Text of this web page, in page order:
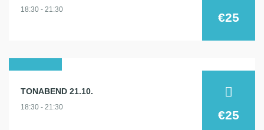
2026
18:30 - 21:30
€25
2026
TONABEND 21.10.
18:30 - 21:30
€25